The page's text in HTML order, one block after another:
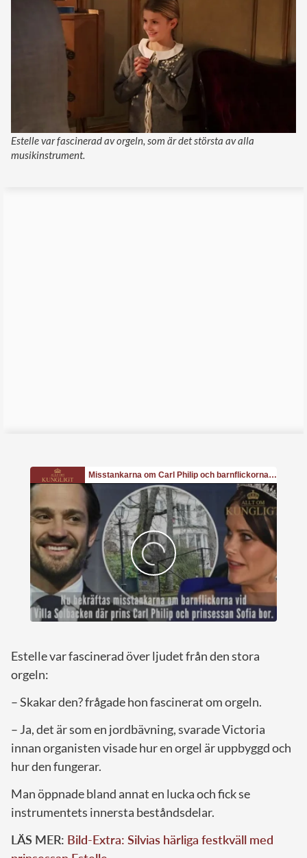
Estelle var fascinerad av orgeln, som är det största av alla
musikinstrument.
Estelle var fascinerad över ljudet från den stora
orgeln:
– Skakar den? frågade hon fascinerat om orgeln.
– Ja, det är som en jordbävning, svarade Victoria
innan organisten visade hur en orgel är uppbyggd och
hur den fungerar.
Man öppnade bland annat en lucka och fick se
instrumentets innersta beståndsdelar.
LÄS MER: Bild-Extra: Silvias härliga festkväll med